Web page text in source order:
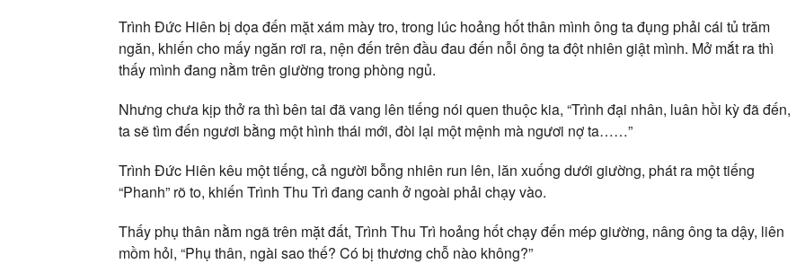
Trình Đức Hiên bị dọa đến mặt xám mày tro, trong lúc hoảng hốt thân mình ông ta đụng phải cái tủ trăm
ngăn, khiến cho mấy ngăn rơi ra, nện đến trên đầu đau đến nỗi ông ta đột nhiên giật mình. Mở mắt ra thì
thấy mình đang nằm trên giường trong phòng ngủ.
Nhưng chưa kịp thở ra thì bên tai đã vang lên tiếng nói quen thuộc kia, “Trình đại nhân, luân hồi kỳ đã đến,
ta sẽ tìm đến ngươi bằng một hình thái mới, đòi lại một mệnh mà ngươi nợ ta……”
Trình Đức Hiên kêu một tiếng, cả người bỗng nhiên run lên, lăn xuống dưới giường, phát ra một tiếng
“Phanh” rõ to, khiến Trình Thu Trì đang canh ở ngoài phải chạy vào.
Thấy phụ thân nằm ngã trên mặt đất, Trình Thu Trì hoảng hốt chạy đến mép giường, nâng ông ta dậy, liên
mồm hỏi, “Phụ thân, ngài sao thế? Có bị thương chỗ nào không?”